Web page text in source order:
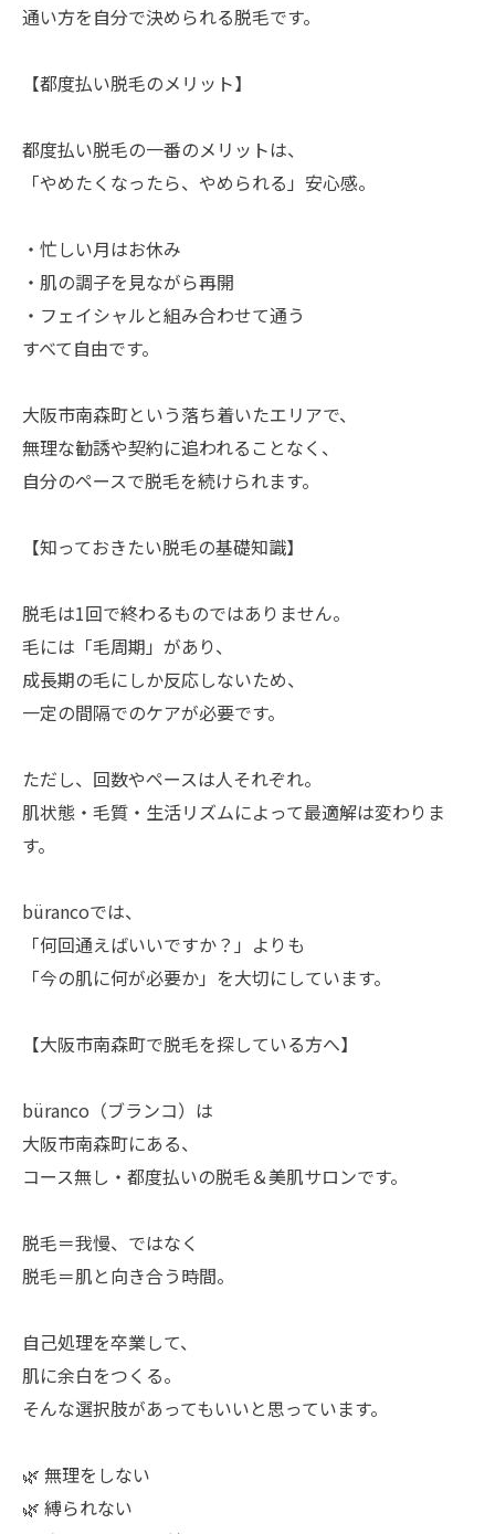
通い方を自分で決められる脱毛です。
【都度払い脱毛のメリット】
都度払い脱毛の一番のメリットは、
「やめたくなったら、やめられる」安心感。
・忙しい月はお休み
・肌の調子を見ながら再開
・フェイシャルと組み合わせて通う
すべて自由です。
大阪市南森町という落ち着いたエリアで、
無理な勧誘や契約に追われることなく、
自分のペースで脱毛を続けられます。
【知っておきたい脱毛の基礎知識】
脱毛は1回で終わるものではありません。
毛には「毛周期」があり、
成長期の毛にしか反応しないため、
一定の間隔でのケアが必要です。
ただし、回数やペースは人それぞれ。
肌状態・毛質・生活リズムによって最適解は変わりま
す。
bürancoでは、
「何回通えばいいですか？」よりも
「今の肌に何が必要か」を大切にしています。
【大阪市南森町で脱毛を探している方へ】
büranco（ブランコ）は
大阪市南森町にある、
コース無し・都度払いの脱毛＆美肌サロンです。
脱毛＝我慢、ではなく
脱毛＝肌と向き合う時間。
自己処理を卒業して、
肌に余白をつくる。
そんな選択肢があってもいいと思っています。
🌿 無理をしない
🌿 縛られない